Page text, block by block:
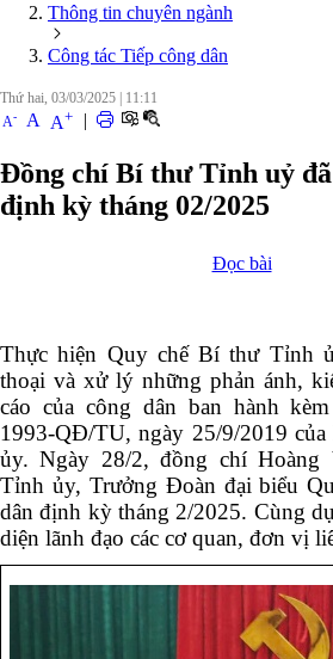
Thông tin chuyên ngành
Công tác Tiếp công dân
Thứ hai, 03/03/2025
11:11
A- A A+ |
Đồng chí Bí thư Tỉnh uỷ
định kỳ tháng 02/2025
Đọc bài
Thực hiện Quy chế Bí thư Tỉnh
thoại và xử lý những phản ánh,
cáo của công dân ban hành
1993-QĐ/TU, ngày 25/9/2019
ủy. Ngày 28/2, đồng chí
Tỉnh ủy, Trưởng Đoàn đại biểu
dân định kỳ tháng 2/2025. Cùng
diện lãnh đạo các cơ quan, đơn vị